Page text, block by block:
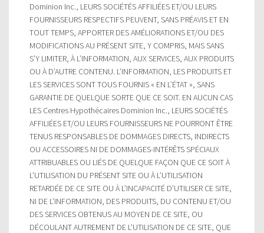
Dominion Inc., LEURS SOCIÉTÉS AFFILIÉES ET/OU LEURS
FOURNISSEURS RESPECTIFS PEUVENT, SANS PRÉAVIS ET EN
TOUT TEMPS, APPORTER DES AMÉLIORATIONS ET/OU DES
MODIFICATIONS AU PRÉSENT SITE, Y COMPRIS, MAIS SANS
S’Y LIMITER, À L’INFORMATION, AUX SERVICES, AUX PRODUITS
OU À D’AUTRE CONTENU. L’INFORMATION, LES PRODUITS ET
LES SERVICES SONT TOUS FOURNIS « EN L’ÉTAT », SANS
GARANTIE DE QUELQUE SORTE QUE CE SOIT. EN AUCUN CAS
LES Centres Hypothécaires Dominion Inc., LEURS SOCIÉTÉS
AFFILIÉES ET/OU LEURS FOURNISSEURS NE POURRONT ÊTRE
TENUS RESPONSABLES DE DOMMAGES DIRECTS, INDIRECTS
OU ACCESSOIRES NI DE DOMMAGES-INTÉRÊTS SPÉCIAUX
ATTRIBUABLES OU LIÉS DE QUELQUE FAÇON QUE CE SOIT À
L’UTILISATION DU PRÉSENT SITE OU À L’UTILISATION
RETARDÉE DE CE SITE OU À L’INCAPACITÉ D’UTILISER CE SITE,
NI DE L’INFORMATION, DES PRODUITS, DU CONTENU ET/OU
DES SERVICES OBTENUS AU MOYEN DE CE SITE, OU
DÉCOULANT AUTREMENT DE L’UTILISATION DE CE SITE, QUE